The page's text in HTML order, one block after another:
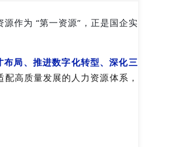
作为 “第一资源”，正是国企实
布局、推进数字化转型、深化三
高质量发展的人力资源体系，